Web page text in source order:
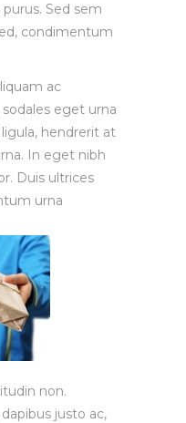
Sed sem
condimentum
ac
eget urna
hendrerit at
In eget nibh
Duis ultrices
urna
non.
justo ac,